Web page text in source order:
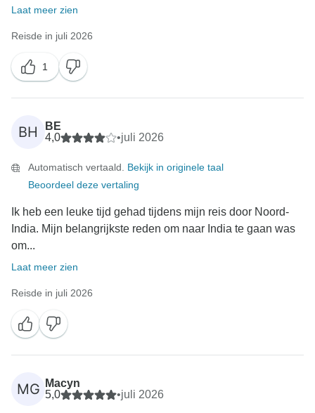
Laat meer zien
Reisde in juli 2026
1
BH
BE
4,0
•juli 2026
Automatisch vertaald. Bekijk in originele taal
Beoordeel deze vertaling
Ik heb een leuke tijd gehad tijdens mijn reis door Noord-
India. Mijn belangrijkste reden om naar India te gaan was
om...
Laat meer zien
Reisde in juli 2026
MG
Macyn
5,0
•juli 2026